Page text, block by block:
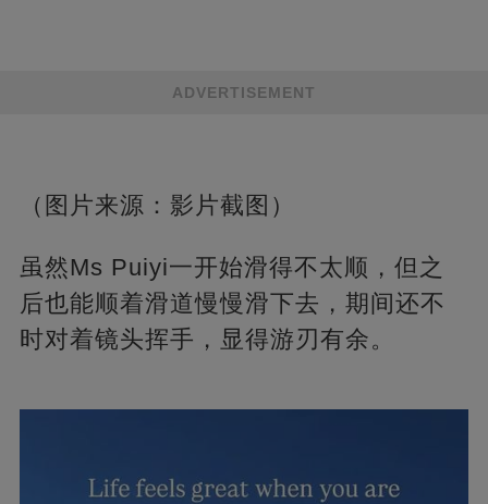
ADVERTISEMENT
（图片来源：影片截图）
虽然Ms Puiyi一开始滑得不太顺，但之
后也能顺着滑道慢慢滑下去，期间还不
时对着镜头挥手，显得游刃有余。